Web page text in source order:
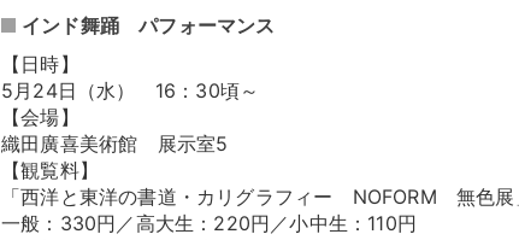
インド舞踊 パフォーマンス
【日時】
5月24日（水） 16：30頃～
【会場】
織田廣喜美術館 展示室5
【観覧料】
「西洋と東洋の書道・カリグラフィー NOFORM 無色展
一般：330円／高大生：220円／小中生：110円